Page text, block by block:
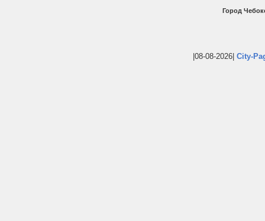
Город
|08-08-2026| City-